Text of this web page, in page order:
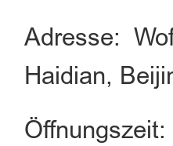
Adresse:
Haidian,